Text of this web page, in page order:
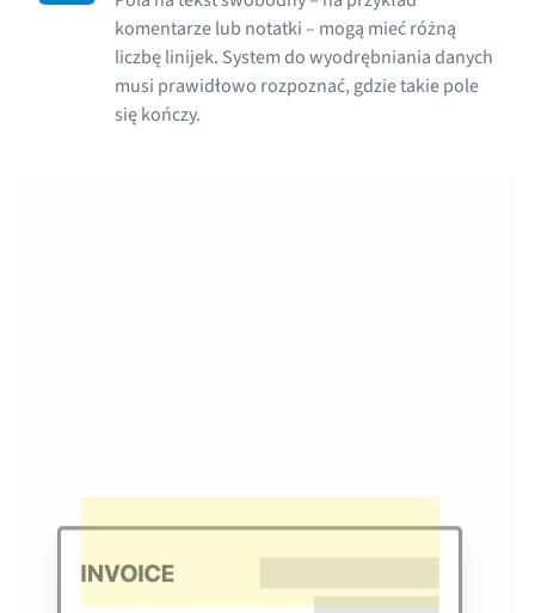
komentarze lub notatki – mogą mieć różną
liczbę linijek. System do wyodrębniania danych
musi prawidłowo rozpoznać, gdzie takie pole
się kończy.